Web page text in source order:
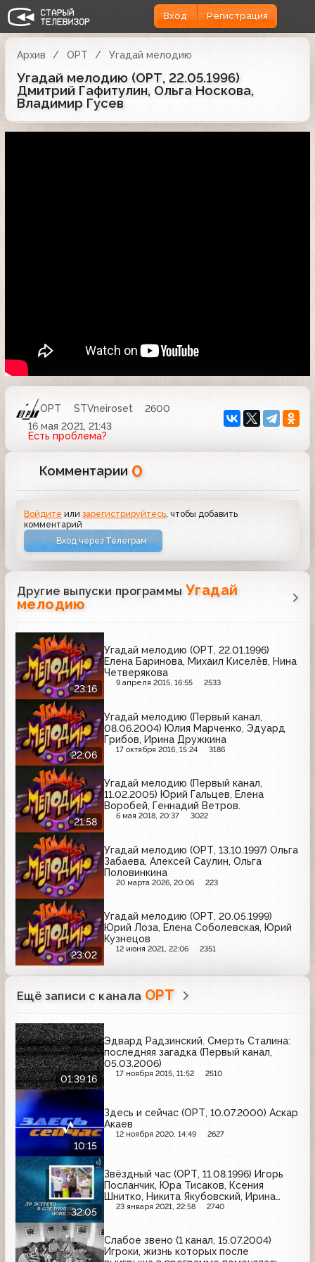
Вход Регистрация
Архив ОРТ Угадай мелодию
Угадай мелодию (ОРТ, 22.05.1996)
Дмитрий Гафитулин, Ольга Носкова,
Владимир Гусев
ОРТ STVneiroset
2600
16 мая 2021, 21:43
Есть проблема?
Комментарии 0
Войдите илизарегистрируйтесь , чтобы добавить
комментарий
Вход через Телеграм
Другие выпуски программы Угадай
мелодию
23:16
Угадай мелодию (ОРТ, 22.01.1996)
Елена Баринова, Михаил Киселёв, Нина
Четверякова
9 апреля 2015, 16:55 2533
22:06
Угадай мелодию (Первый канал,
08.06.2004) Юлия Марченко, Эдуард
Грибов, Ирина Дружкина
17 октября 2016, 15:24 3186
21:58
Угадай мелодию (Первый канал,
11.02.2005) Юрий Гальцев, Елена
Воробей, Геннадий Ветров.
6 мая 2018, 20:37 3022
Угадай мелодию (ОРТ, 13.10.1997) Ольга
Забаева, Алексей Саулин, Ольга
Половинкина
20 марта 2026, 20:06 223
23:02
Угадай мелодию (ОРТ, 20.05.1999)
Юрий Лоза, Елена Соболевская, Юрий
Кузнецов
12 июня 2021, 22:06 2351
Ещё записи с канала ОРТ
01:39:16
Эдвард Радзинский. Смерть Сталина:
последняя загадка (Первый канал,
05.03.2006)
17 ноября 2015, 11:52 2510
10:15
Здесь и сейчас (ОРТ, 10.07.2000) Аскар
Акаев
12 ноября 2020, 14:49 2627
32:05
Звёздный час (ОРТ, 11.08.1996) Игорь
Посланчик, Юра Тисаков, Ксения
Шнитко, Никита Якубовский, Ирина
Еристратова, Сергей Качалов
23 января 2021, 22:58 2740
Слабое звено (1 канал, 15.07.2004)
Игроки, жизнь которых после